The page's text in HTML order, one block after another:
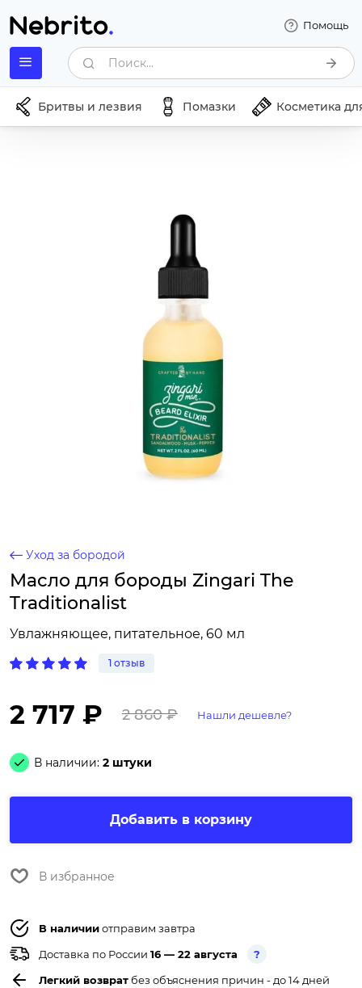
Помощь
Поиск...
Бритвы и лезвия Помазки Косметика
Уход за бородой
Масло для бороды Zingari The
Traditionalist
Увлажняющее, питательное, 60 мл
1 отзыв
2 717 ₽ 2 860 ₽ Нашли дешевле?
В наличии: 2 штуки
Добавить в корзину
В избранное
В наличииотправим завтра
Доставка по России 16 — 22 августа
?
Легкий возврат без объяснения причин - до 14 дней